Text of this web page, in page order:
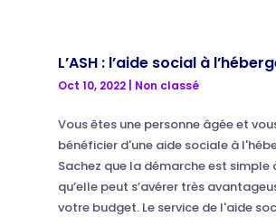
L’ASH : l’aide social à
Oct 10, 2022| Non classé
Vous êtes une personne âgée et
bénéficier d'une aide sociale à
Sachez que la démarche est simple
qu’elle peut s’avérer très
votre budget. Le service de l'aide